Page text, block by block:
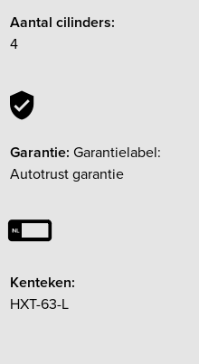
Aantal cilinders:
4
Garantie: Garantielabel:
Autotrust garantie
Kenteken:
HXT-63-L